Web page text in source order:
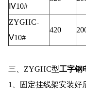
Ⅳ10#
ZYGHC-
Ⅴ10#
420
三、ZYGHC型工字钢
1
、固定挂线架安装